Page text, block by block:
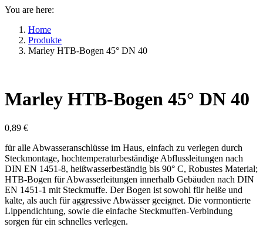
You are here:
Home
Produkte
Marley HTB-Bogen 45° DN 40
Marley HTB-Bogen 45° DN 40
0,89 €
für alle Abwasseranschlüsse im Haus, einfach zu verlegen durch
Steckmontage, hochtemperaturbeständige Abflussleitungen nach
DIN EN 1451-8, heißwasserbeständig bis 90° C, Robustes Material;
HTB-Bogen für Abwasserleitungen innerhalb Gebäuden nach DIN
EN 1451-1 mit Steckmuffe. Der Bogen ist sowohl für heiße und
kalte, als auch für aggressive Abwässer geeignet. Die vormontierte
Lippendichtung, sowie die einfache Steckmuffen-Verbindung
sorgen für ein schnelles verlegen.